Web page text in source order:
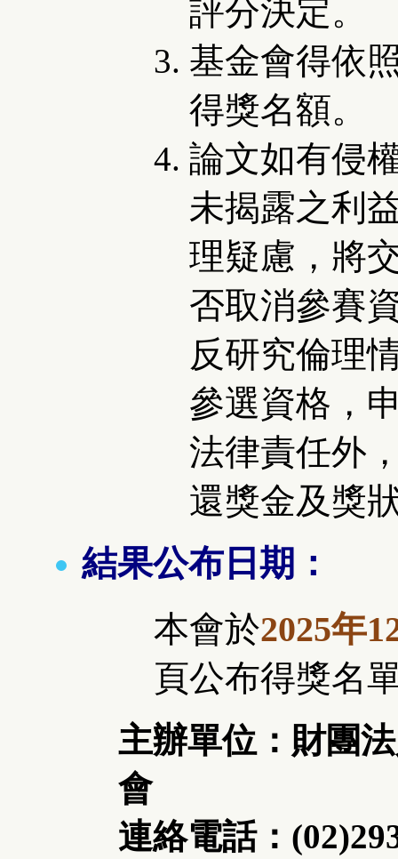
評分決定。
基金會得依
得獎名額。
論文如有侵
未揭露之利
理疑慮，將
否取消參賽
反研究倫理
參選資格，
法律責任外
還獎金及獎
結果公布日期：
本會於2025年
頁公布得獎名
主辦單位：財團
會
連絡電話：